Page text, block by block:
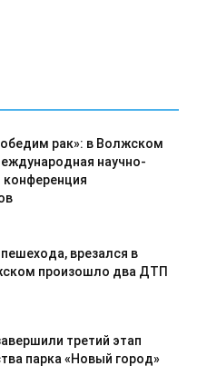
рак»: в Волжском
научно-
конференция
врезался в
произошло два ДТП
третий этап
парка «Новый город»